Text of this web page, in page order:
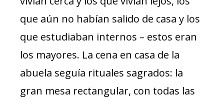
que aún no habían salido de casa y los
que estudiaban internos – estos eran
los mayores. La cena en casa de la
abuela seguía rituales sagrados: la
gran mesa rectangular, con todas las